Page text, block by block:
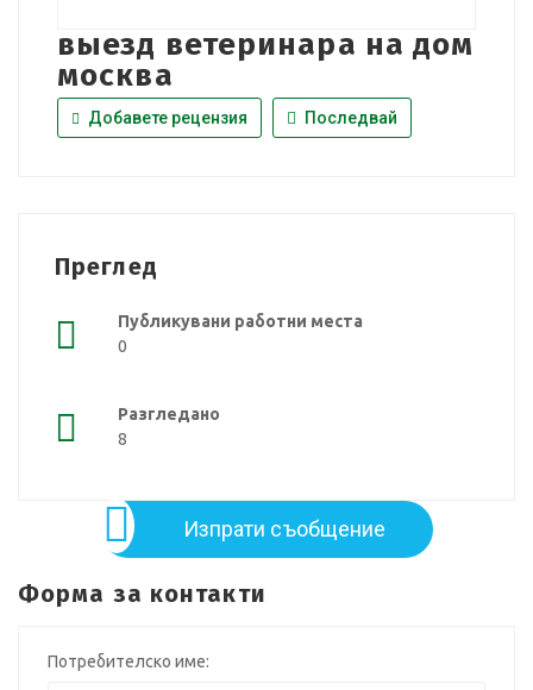
выезд ветеринара на дом
москва
Добавете рецензия Последвай
Преглед
Публикувани работни места
0
Разгледано
8
Изпрати съобщение
Форма за контакти
Потребителско име: